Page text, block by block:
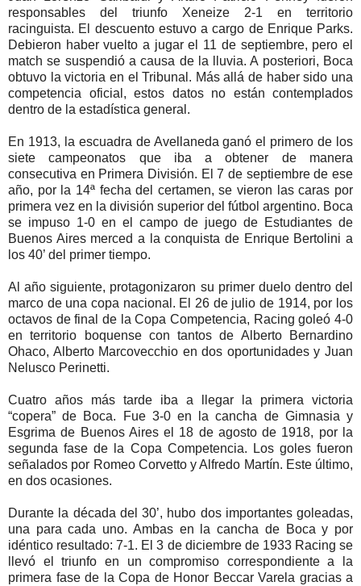
responsables del triunfo Xeneize 2-1 en territorio
racinguista. El descuento estuvo a cargo de Enrique Parks.
Debieron haber vuelto a jugar el 11 de septiembre, pero el
match se suspendió a causa de la lluvia. A posteriori, Boca
obtuvo la victoria en el Tribunal. Más allá de haber sido una
competencia oficial, estos datos no están contemplados
dentro de la estadística general.
En 1913, la escuadra de Avellaneda ganó el primero de los
siete campeonatos que iba a obtener de manera
consecutiva en Primera División. El 7 de septiembre de ese
año, por la 14ª fecha del certamen, se vieron las caras por
primera vez en la división superior del fútbol argentino. Boca
se impuso 1-0 en el campo de juego de Estudiantes de
Buenos Aires merced a la conquista de Enrique Bertolini a
los 40’ del primer tiempo.
Al año siguiente, protagonizaron su primer duelo dentro del
marco de una copa nacional. El 26 de julio de 1914, por los
octavos de final de la Copa Competencia, Racing goleó 4-0
en territorio boquense con tantos de Alberto Bernardino
Ohaco, Alberto Marcovecchio en dos oportunidades y Juan
Nelusco Perinetti.
Cuatro años más tarde iba a llegar la primera victoria
“copera” de Boca. Fue 3-0 en la cancha de Gimnasia y
Esgrima de Buenos Aires el 18 de agosto de 1918, por la
segunda fase de la Copa Competencia. Los goles fueron
señalados por Romeo Corvetto y Alfredo Martín. Este último,
en dos ocasiones.
Durante la década del 30’, hubo dos importantes goleadas,
una para cada uno. Ambas en la cancha de Boca y por
idéntico resultado: 7-1. El 3 de diciembre de 1933 Racing se
llevó el triunfo en un compromiso correspondiente a la
primera fase de la Copa de Honor Beccar Varela gracias a